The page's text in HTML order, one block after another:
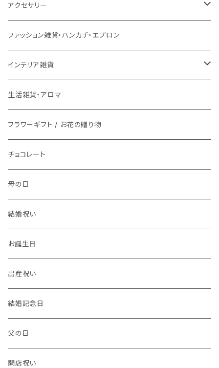
3月17日UP
2月28日UP
1月9日UP
キッチンマット
こたつ本体
こたつ布団
チェア
座椅子
スツール
インテリア雑貨
鏡・ミラー
ライト
温度計・湿度計
花瓶 / フラワーベース
傘立て
ライト
壁掛けアート / 鏡
バス用品
ファッション雑貨
メガネ / 眼鏡小物
生活雑貨
ティッシュケース
アロマ用品
アクセサリー雑貨
アクセサリー・ウォッチ収納
フラワーギフト / お花の贈り物
植物栽培キット
プリザーブドフラワー
文具
キッチン用品
携帯・スマホアクセサリー
小物
ミトン・鍋つかみ
コップ、グラス
ランチボックス / 水筒
お皿
箸置き
食器
お茶碗
お皿
紙ナプキン
カトラリー
トレー
キッチンタオル
アクセサリー
ネックレス
ピアス
ブレスレット
イヤリング
指輪
ヘアゴム
ブローチ
イヤーカフ
バングル
ファッション雑貨・ハンカチ・エプロン
インテリア雑貨
花瓶 / フラワーベース
生活雑貨・アロマ
フラワーギフト / お花の贈り物
チョコレート
母の日
結婚祝い
お誕生日
出産祝い
結婚記念日
父の日
開店祝い